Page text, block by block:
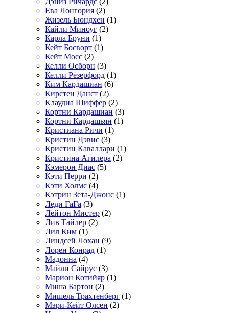
Ева Лонгория (2)
Жизель Бюндхен (1)
Кайли Миноуг (2)
Карла Бруни (1)
Кейт Босворт (1)
Кейт Мосс (2)
Келли Осборн (3)
Келли Резерфорд (1)
Ким Кардашиан (6)
Кирстен Данст (2)
Клаудиа Шиффер (2)
Кортни Кардашиан (3)
Кортни Кардашьян (1)
Кристиана Ричи (1)
Кристин Дэвис (3)
Кристин Каваллари (1)
Кристина Агилера (2)
Кэмерон Диас (5)
Кэти Перри (2)
Кэти Холмс (4)
Кэтрин Зета-Джонс (1)
Леди ГаГа (3)
Лейтон Мистер (2)
Лив Тайлер (2)
Лил Ким (1)
Линдсей Лохан (9)
Лорен Конрад (1)
Мадонна (4)
Майли Сайрус (3)
Марион Котийяр (1)
Миша Бартон (2)
Мишель Трахтенберг (1)
Мэри-Кейт Олсен (2)